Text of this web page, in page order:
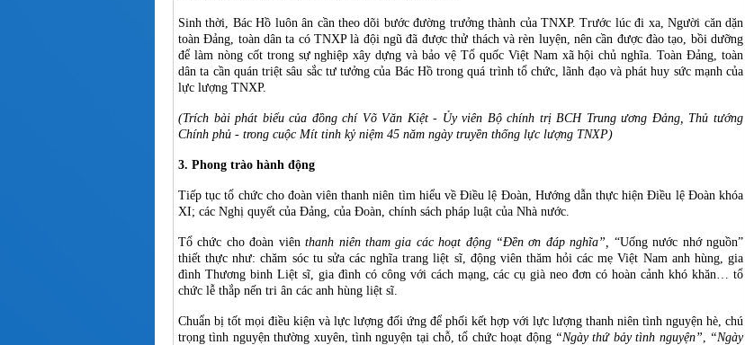
Sinh thời, Bác Hồ luôn ân cần theo dõi bước đường trưởng thành của TNXP. Trước lúc đi xa, Người căn dặn
toàn Đảng, toàn dân ta có TNXP là đội ngũ đã được thử thách và rèn luyện, nên cần được đào tạo, bồi dưỡng
để làm nòng cốt trong sự nghiệp xây dựng và bảo vệ Tổ quốc Việt Nam xã hội chủ nghĩa. Toàn Đảng, toàn
dân ta cần quán triệt sâu sắc tư tưởng của Bác Hồ trong quá trình tổ chức, lãnh đạo và phát huy sức mạnh của
lực lượng TNXP.
(Trích bài phát biểu của đồng chí Võ Văn Kiệt - Ủy viên Bộ chính trị BCH Trung ương Đảng, Thủ tướng
Chính phủ - trong cuộc Mít tinh kỷ niệm 45 năm ngày truyền thống lực lượng TNXP)
3. Phong trào hành động
Tiếp tục tổ chức cho đoàn viên thanh niên tìm hiểu về Điều lệ Đoàn, Hướng dẫn thực hiện Điều lệ Đoàn khóa
XI; các Nghị quyết của Đảng, của Đoàn, chính sách pháp luật của Nhà nước.
Tổ chức cho đoàn viênthanh niên tham gia các hoạt động “Đền ơn đáp nghĩa”, “Uống nước nhớ nguồn”
thiết thực như: chăm sóc tu sửa các nghĩa trang liệt sĩ, động viên thăm hỏi các mẹ Việt Nam anh hùng, gia
đình Thương binh Liệt sĩ, gia đình có công với cách mạng, các cụ già neo đơn có hoàn cảnh khó khăn… tổ
chức lễ thắp nến tri ân các anh hùng liệt sĩ.
Chuẩn bị tốt mọi điều kiện và lực lượng đối ứng để phối kết hợp với lực lượng thanh niên tình nguyện hè, chú
trọng tình nguyện thường xuyên, tình nguyện tại chỗ, tổ chức hoạt động “Ngày thứ bảy tình nguyện”, “Ngày